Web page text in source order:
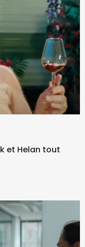
et Helan tout